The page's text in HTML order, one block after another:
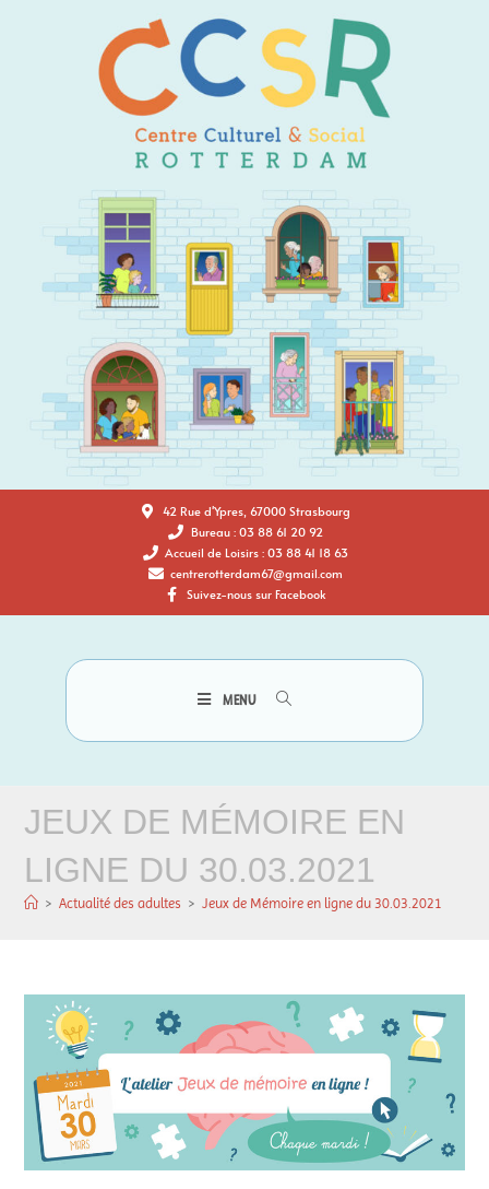
42 Rue d'Ypres, 67000 Strasbourg
Bureau : 03 88 61 20 92
Accueil de Loisirs : 03 88 41 18 63
centrerotterdam67@gmail.com
Suivez-nous sur Facebook
MENU
JEUX DE MÉMOIRE EN
LIGNE DU 30.03.2021
> Actualité des adultes > Jeux de Mémoire en ligne du 30.03.2021